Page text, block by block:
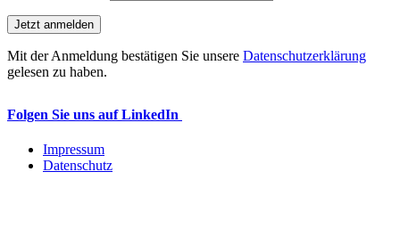
Mit der Anmeldung bestätigen Sie unsere Datenschutzerklärung
gelesen zu haben.
Folgen Sie uns auf LinkedIn
Impressum
Datenschutz